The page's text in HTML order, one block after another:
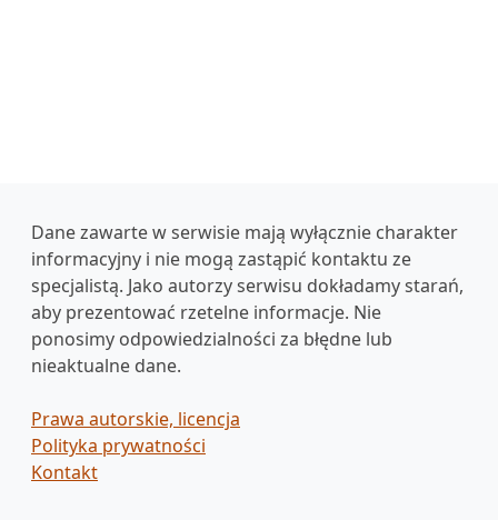
Dane zawarte w serwisie mają wyłącznie charakter
informacyjny i nie mogą zastąpić kontaktu ze
specjalistą. Jako autorzy serwisu dokładamy starań,
aby prezentować rzetelne informacje. Nie
ponosimy odpowiedzialności za błędne lub
nieaktualne dane.
Prawa autorskie, licencja
Polityka prywatności
Kontakt